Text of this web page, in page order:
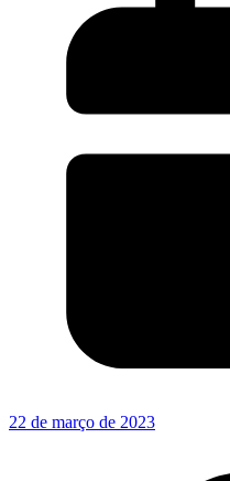
22 de março de 2023